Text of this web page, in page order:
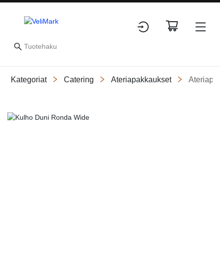
Kategoriat Catering Ateriapakkaukset
Slide 1 of 1